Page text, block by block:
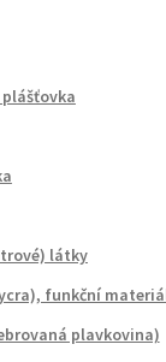
látky
funkční
plavkovina)